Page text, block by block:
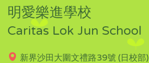
明愛樂進學校
Caritas Lok Jun School
新界沙田大圍文禮路39號 (日校部)